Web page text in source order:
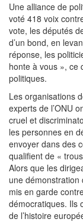
Une alliance de
voté 418 voix
vote, les députés
d’un bond, en
réponse, les
honte à vous », ce
politiques.
Les organisations
experts de l’ONU
cruel et
les personnes en
envoyer dans des
qualifient de «
Alors que les
une
mis en garde
démocratiques. Ils
de l’histoire